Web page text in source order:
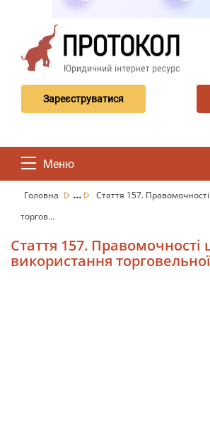
Зареєструватися
Меню
Головна ...
Стаття 157.
торгов...
Стаття 157.
використання